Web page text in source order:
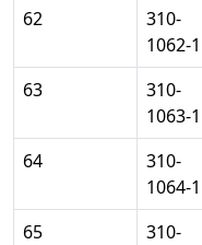
62
310-
1062-1
63
310-
1063-1
64
310-
1064-1
65
310-